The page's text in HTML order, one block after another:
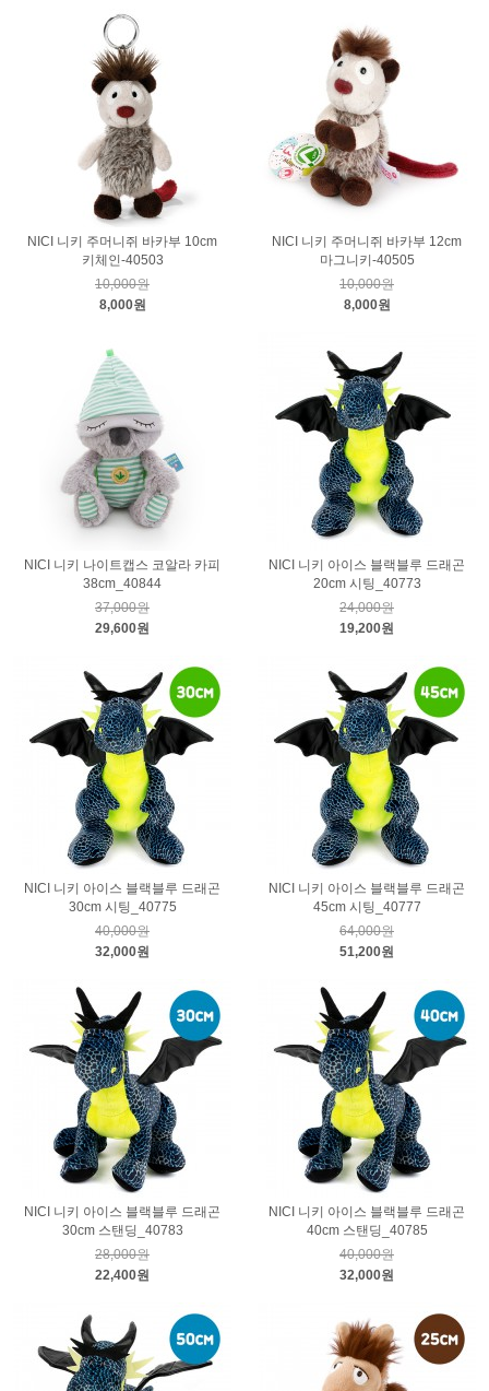
NICI 니키 주머니쥐 바카부 10cm
키체인-40503
10,000원
8,000원
NICI 니키 주머니쥐 바카부 12cm
마그니키-40505
10,000원
8,000원
NICI 니키 나이트캡스 코알라 카피
38cm_40844
37,000원
29,600원
NICI 니키 아이스 블랙블루 드래곤
20cm 시팅_40773
24,000원
19,200원
NICI 니키 아이스 블랙블루 드래곤
30cm 시팅_40775
40,000원
32,000원
NICI 니키 아이스 블랙블루 드래곤
45cm 시팅_40777
64,000원
51,200원
NICI 니키 아이스 블랙블루 드래곤
30cm 스탠딩_40783
28,000원
22,400원
NICI 니키 아이스 블랙블루 드래곤
40cm 스탠딩_40785
40,000원
32,000원